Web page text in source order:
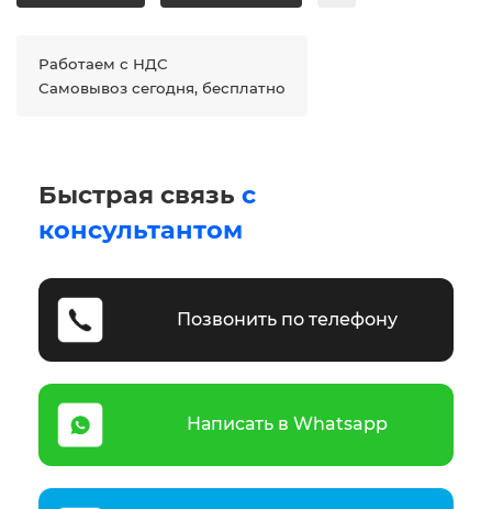
Работаем с НДС
Самовывоз сегодня, бесплатно
Быстрая связь с
консультантом
Позвонить по телефону
Написать в Whatsapp